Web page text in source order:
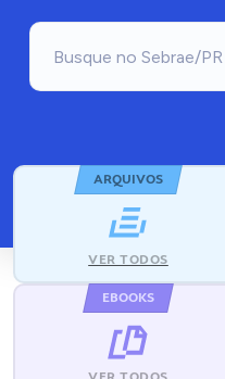
ARQUIVOS
VER TODOS
EBOOKS